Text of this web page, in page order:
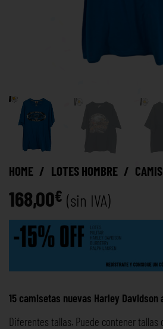
HOME / LOTES HOMBRE /
168,00€ (sin IVA)
15 camisetas nuevas Harley Davidson
Diferentes tallas. Puede contener tallas